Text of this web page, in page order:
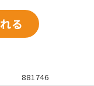
881746